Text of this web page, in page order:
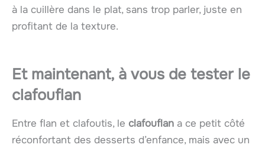
à la cuillère dans le plat, sans trop parler, juste en
profitant de la texture.
Et maintenant, à vous de tester le
clafouflan
Entre flan et clafoutis, le clafouflan a ce petit côté
réconfortant des desserts d’enfance, mais avec un